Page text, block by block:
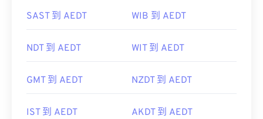
SAST 到 AEDT WIB 到 AEDT
NDT 到 AEDT WIT 到 AEDT
GMT 到 AEDT NZDT 到 AEDT
IST 到 AEDT AKDT 到 AEDT